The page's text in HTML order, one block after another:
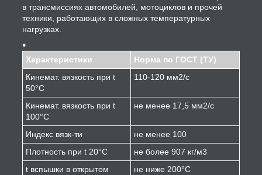
в трансмиссиях автомобилей, мотоциклов и прочей
техники, работающих в сложных температурных
нагрузках.
Характеристики
Норма по ГОСТ (ТУ)
Кинемат. вязкость при t
50°С
110-120 мм2/с
Кинемат. вязкость при t
100°С
не менее 17,5 мм2/с
Индекс вязк-ти
не менее 100
Плотность при t 20°С
не более 907 кг/м3
t вспышки в открытом
не ниже 200°С